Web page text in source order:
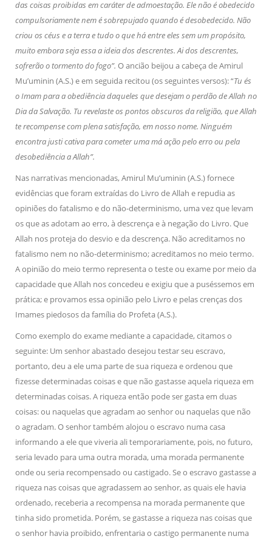
das coisas proibidas em caráter de admoestação. Ele não é obedecido
compulsoriamente nem é sobrepujado quando é desobedecido. Não
criou os céus e a terra e tudo o que há entre eles sem um propósito,
muito embora seja essa a ideia dos descrentes. Ai dos descrentes,
sofrerão o tormento do fogo”. O ancião beijou a cabeça de Amirul
Mu’uminin (A.S.) e em seguida recitou (os seguintes versos): “Tu és
o Imam para a obediência daqueles que desejam o perdão de Allah no
Dia da Salvação. Tu revelaste os pontos obscuros da religião, que Allah
te recompense com plena satisfação, em nosso nome. Ninguém
encontra justi cativa para cometer uma má ação pelo erro ou pela
desobediência a Allah”.
Nas narrativas mencionadas, Amirul Mu’uminin (A.S.) fornece
evidências que foram extraídas do Livro de Allah e repudia as
opiniões do fatalismo e do não-determinismo, uma vez que levam
os que as adotam ao erro, à descrença e à negação do Livro. Que
Allah nos proteja do desvio e da descrença. Não acreditamos no
fatalismo nem no não-determinismo; acreditamos no meio termo.
A opinião do meio termo representa o teste ou exame por meio da
capacidade que Allah nos concedeu e exigiu que a puséssemos em
prática; e provamos essa opinião pelo Livro e pelas crenças dos
Imames piedosos da família do Profeta (A.S.).
Como exemplo do exame mediante a capacidade, citamos o
seguinte: Um senhor abastado desejou testar seu escravo,
portanto, deu a ele uma parte de sua riqueza e ordenou que
fizesse determinadas coisas e que não gastasse aquela riqueza em
determinadas coisas. A riqueza então pode ser gasta em duas
coisas: ou naquelas que agradam ao senhor ou naquelas que não
o agradam. O senhor também alojou o escravo numa casa
informando a ele que viveria ali temporariamente, pois, no futuro,
seria levado para uma outra morada, uma morada permanente
onde ou seria recompensado ou castigado. Se o escravo gastasse a
riqueza nas coisas que agradassem ao senhor, as quais ele havia
ordenado, receberia a recompensa na morada permanente que
tinha sido prometida. Porém, se gastasse a riqueza nas coisas que
o senhor havia proibido, enfrentaria o castigo permanente numa